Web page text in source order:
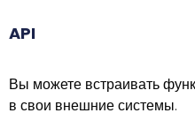
API
Вы можете встраивать
в свои внешние системы.